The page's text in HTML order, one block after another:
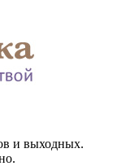
и выходных.